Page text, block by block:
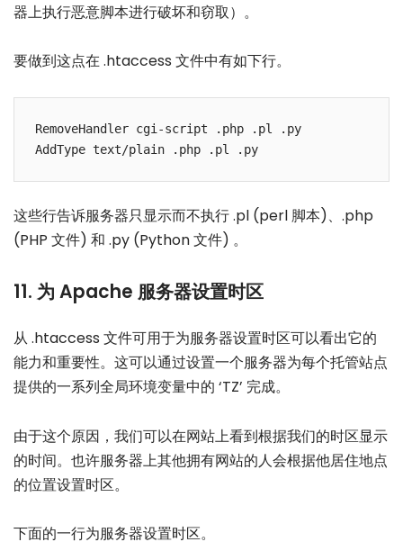
器上执行恶意脚本进行破坏和窃取）。
要做到这点在 .htaccess 文件中有如下行。
RemoveHandler cgi-script .php .pl .py
这些行告诉服务器只显示而不执行 .pl (perl 脚本)、.php
(PHP 文件) 和 .py (Python 文件) 。
11. 为 Apache 服务器设置时区
从 .htaccess 文件可用于为服务器设置时区可以看出它的
能力和重要性。这可以通过设置一个服务器为每个托管站点
提供的一系列全局环境变量中的 ‘TZ’ 完成。
由于这个原因，我们可以在网站上看到根据我们的时区显示
的时间。也许服务器上其他拥有网站的人会根据他居住地点
的位置设置时区。
下面的一行为服务器设置时区。